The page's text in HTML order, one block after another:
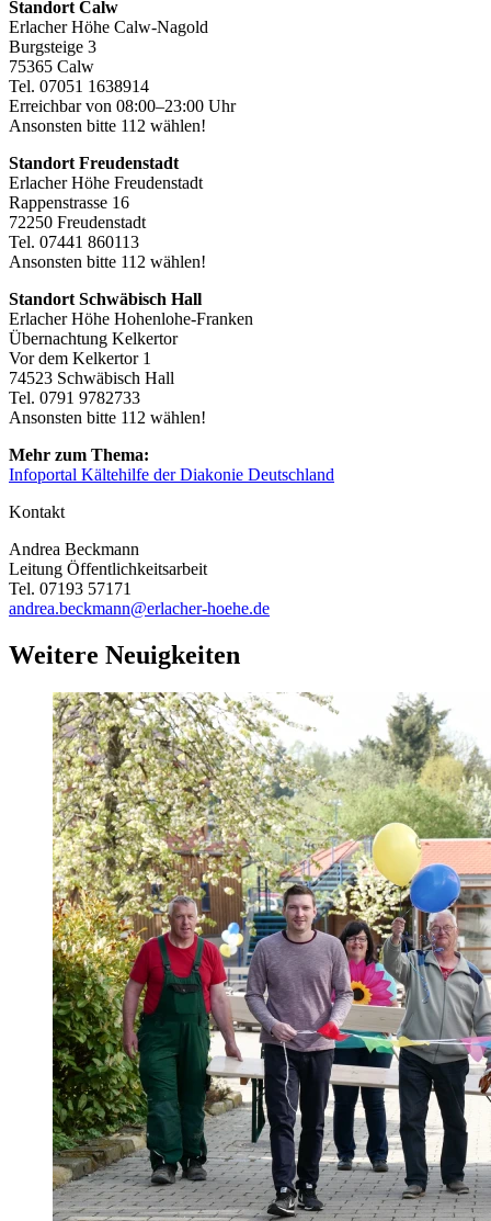
Standort Calw
Erlacher Höhe Calw-Nagold
Burgsteige 3
75365 Calw
Tel. 07051 1638914
Erreichbar von 08:00–23:00 Uhr
Ansonsten bitte 112 wählen!
Standort Freudenstadt
Erlacher Höhe Freudenstadt
Rappenstrasse 16
72250 Freudenstadt
Tel. 07441 860113
Ansonsten bitte 112 wählen!
Standort Schwäbisch Hall
Erlacher Höhe Hohenlohe-Franken
Übernachtung Kelkertor
Vor dem Kelkertor 1
74523 Schwäbisch Hall
Tel. 0791 9782733
Ansonsten bitte 112 wählen!
Mehr zum Thema:
Infoportal Kältehilfe der Diakonie Deutschland
Kontakt
Andrea Beckmann
Leitung Öffentlichkeitsarbeit
Tel. 07193 57171
andrea.beckmann@erlacher-hoehe.de
Weitere Neuigkeiten